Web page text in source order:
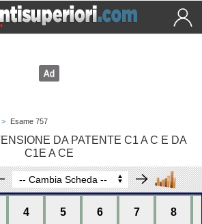
> Esame 757
DA PATENTE C1 A C E DA
C1E A CE
4 5 6 7 8